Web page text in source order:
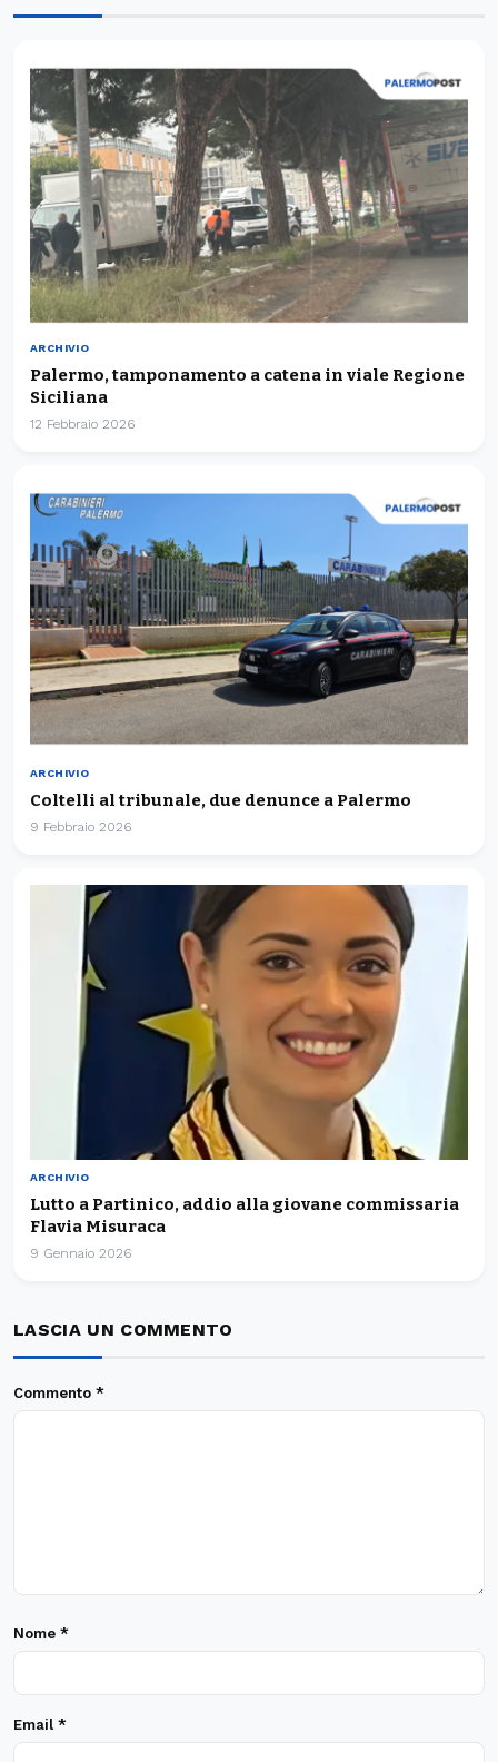
ARCHIVIO
Palermo, tamponamento a catena in viale Regione
Siciliana
12 Febbraio 2026
ARCHIVIO
Coltelli al tribunale, due denunce a Palermo
9 Febbraio 2026
ARCHIVIO
Lutto a Partinico, addio alla giovane commissaria
Flavia Misuraca
9 Gennaio 2026
LASCIA UN COMMENTO
Commento *
Nome *
Email *